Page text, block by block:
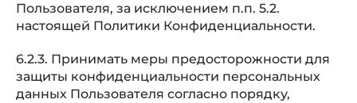
Пользователя, за исключением п.п. 5.2.
настоящей Политики Конфиденциальности.
6.2.3. Принимать меры предосторожности для
защиты конфиденциальности персональных
данных Пользователя согласно порядку,